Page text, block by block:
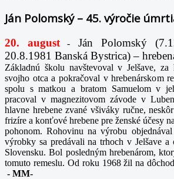
Ján Polomský – 45. výročie
20. august-
Ján Polomský
20.8.1981 Banská Bystrica) –
Základnú školu navštevoval v Jelšave, za
svojho otca a pokračoval v hrebenárskom
spolu s matkou a bratom Samuelom v
pracoval v magnezitovom závode v
hlavne hrebene zvané všiváky ručne,
frizíre a konťové hrebene pre ženské účesy
pohonom. Rohovinu na výrobu
výrobky sa predávali na trhoch v Jelšave
Slovensku. Bol posledným hrebenárom,
tomuto remeslu. Od roku 1968 žil na
- MM-